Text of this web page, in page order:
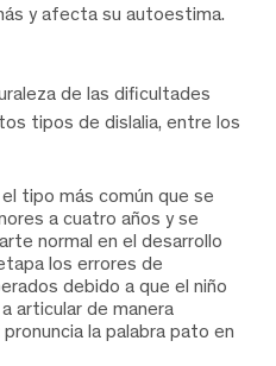
y afecta su autoestima.
de las dificultades
tipos de dislalia, entre los
tipo más común que se
a cuatro años y se
normal en el desarrollo
los errores de
debido a que el niño
articular de manera
la palabra pato en